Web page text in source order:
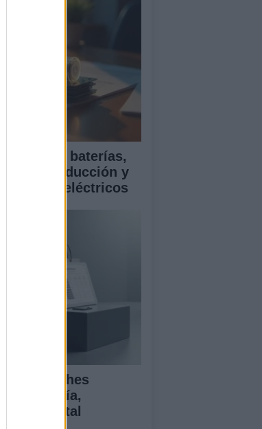
comparar baterías,
a la conducción y
coches eléctricos
de coches
tecnología,
coste total